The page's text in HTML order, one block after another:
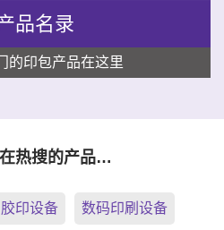
品名录
的印包产品在这里
热搜的产品…
胶印设备 数码印刷设备